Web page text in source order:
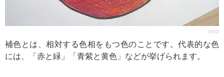
rino
補色とは、相対する色相をもつ色のことです。代表的な色
には、「赤と緑」「青紫と黄色」などが挙げられます。